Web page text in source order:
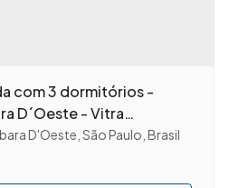
com 3 dormitórios -
D´Oeste - Vitra
D'Oeste São Paulo Brasil